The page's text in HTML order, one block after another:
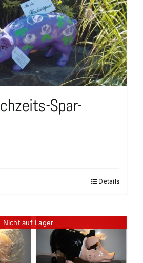
Spar-
Details
Nicht auf Lager